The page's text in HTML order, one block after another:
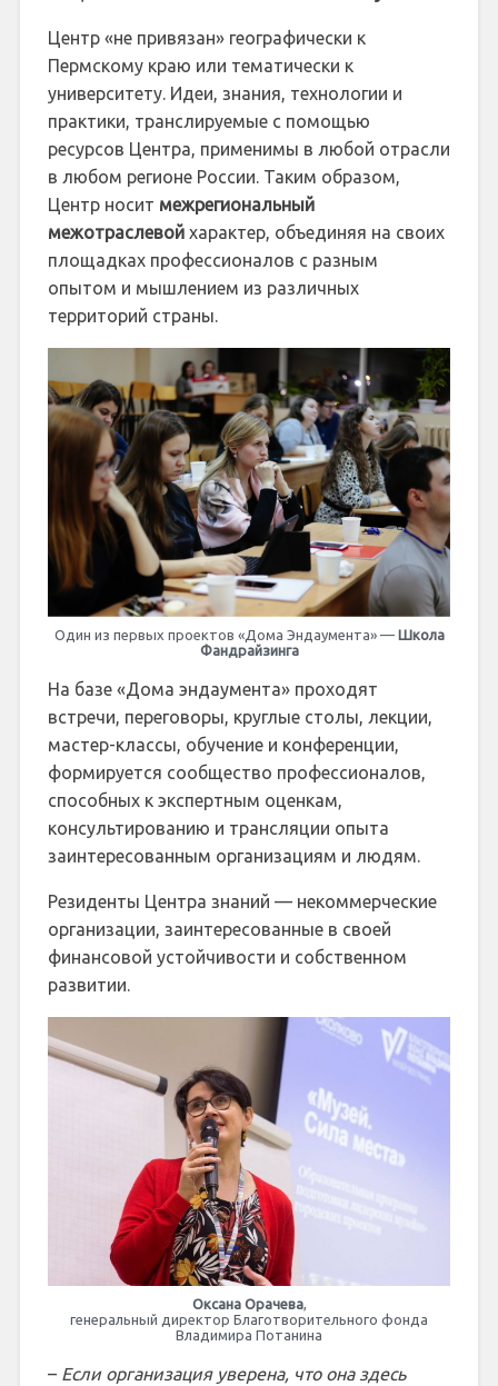
Центр «не привязан» географически к
Пермскому краю или тематически к
университету. Идеи, знания, технологии и
практики, транслируемые с помощью
ресурсов Центра, применимы в любой отрасли
в любом регионе России. Таким образом,
Центр носит межрегиональный
межотраслевойхарактер, объединяя на своих
площадках профессионалов с разным
опытом и мышлением из различных
территорий страны.
Один из первых проектов «Дома Эндаумента» — Школа
Фандрайзинга
На базе «Дома эндаумента» проходят
встречи, переговоры, круглые столы, лекции,
мастер-классы, обучение и конференции,
формируется сообщество профессионалов,
способных к экспертным оценкам,
консультированию и трансляции опыта
заинтересованным организациям и людям.
Резиденты Центра знаний — некоммерческие
организации, заинтересованные в своей
финансовой устойчивости и собственном
развитии.
Оксана Орачева,
генеральный директор Благотворительного фонда
Владимира Потанина
– Если организация уверена, что она здесь